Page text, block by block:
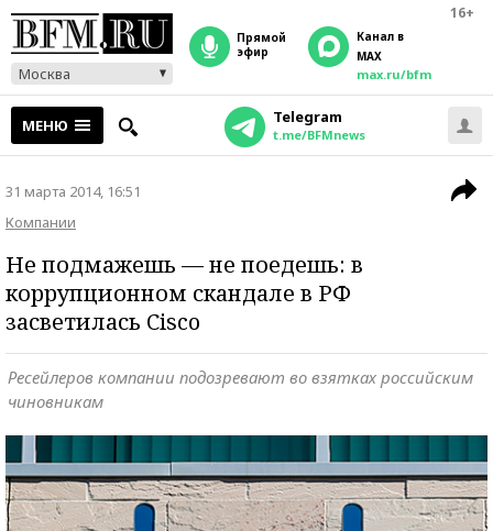
16+
Москва
прямой
эфир
Канал в
MAX
max.ru/bfm
МЕНЮ Telegram
t.me/BFMnews
31 марта 2014, 16:51
Компании
Не подмажешь — не поедешь: в
коррупционном скандале в РФ
засветилась Cisco
Ресейлеров компании подозревают во взятках российским
чиновникам